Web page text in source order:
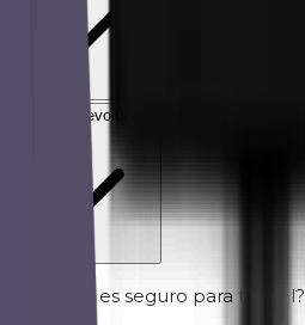
Envío y devolución
¿Dudas si es seguro para tu piel?